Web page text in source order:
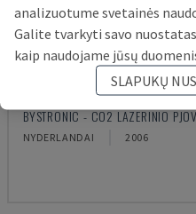
BYSPEED 3015
BYSTRONIC - CO2 LAZERINIO
NYDERLANDAI 2006
analizuotume svetainės
Galite tvarkyti savo
kaip naudojame jūsų
SLAPUKŲ